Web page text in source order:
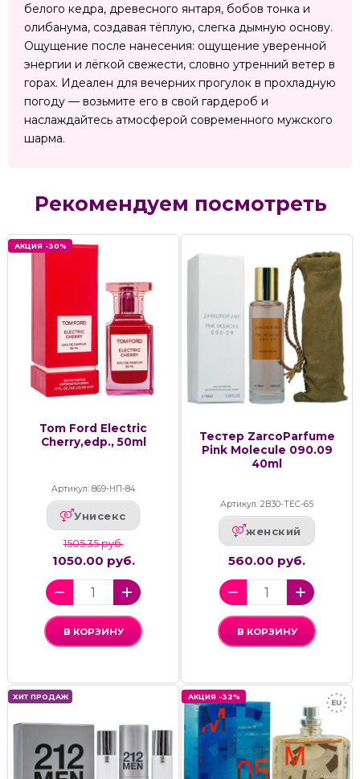
белого кедра, древесного янтаря, бобов тонка и
олибанума, создавая тёплую, слегка дымную основу.
Ощущение после нанесения: ощущение уверенной
энергии и лёгкой свежести, словно утренний ветер в
горах. Идеален для вечерних прогулок в прохладную
погоду — возьмите его в свой гардероб и
наслаждайтесь атмосферой современного мужского
шарма.
Рекомендуем посмотреть
АКЦИЯ -30%
Tom Ford Electric
Cherry,edp., 50ml
Артикул: 869-НП-84
Унисекс
1505.35 руб.
1050.00 руб.
В КОРЗИНУ
Тестер ZarcoParfume
Pink Molecule 090.09
40ml
Артикул: 2В30-ТЕС-65
женский
560.00 руб.
В КОРЗИНУ
ХИТ ПРОДАЖ АКЦИЯ -32%